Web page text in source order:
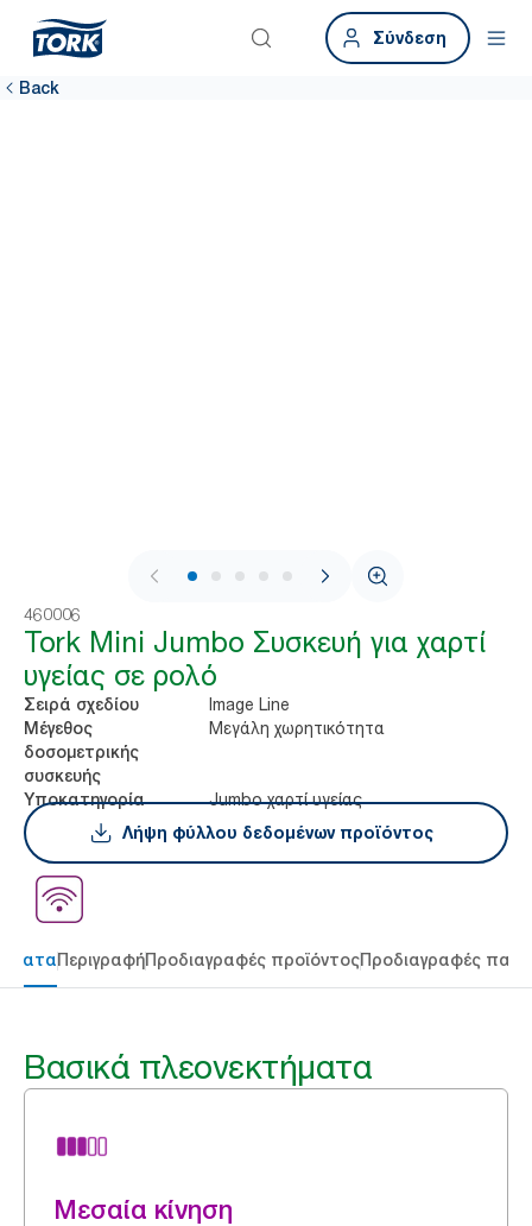
Σύνδεση
Back
1 / 8
460006
Tork Mini Jumbo Συσκευή για χαρτί
υγείας σε ρολό
Σειρά σχεδίου Image Line
Μέγεθος
δοσομετρικής
συσκευής
Μεγάλη χωρητικότητα
Υποκατηγορία
Jumbo χαρτί υγείας
Λήψη φύλλου δεδομένων προϊόντος
ΠεριγραφήΠροδιαγραφές προϊόντοςΠροδιαγραφές
Βασικά πλεονεκτήματα
Μεσαία κίνηση